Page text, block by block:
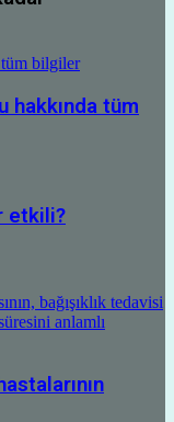
bilgiler
hakkında tüm
etkili?